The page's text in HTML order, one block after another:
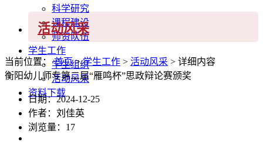
科学研究
课程建设
师资队伍
学生工作
学生组织
活动风采
资料下载
活动风采
当前位置：首页>学生工作 > 活动风采 > 详细内容
衡阳幼儿师专第二届“雁鸣杯”思政辩论赛颁奖
日期：2024-12-25
作者：刘佳英
浏览量： 17